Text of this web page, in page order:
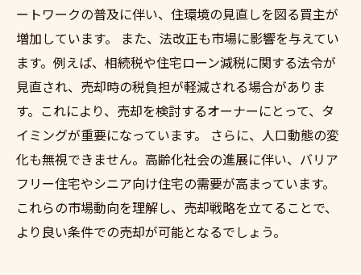
ートワークの普及に伴い、住環境の見直しを図る買主が
増加しています。 また、法改正も市場に影響を与えてい
ます。例えば、相続税や住宅ローン減税に関する法令が
見直され、売却時の税負担が軽減される場合がありま
す。これにより、売却を検討するオーナーにとって、タ
イミングが重要になっています。 さらに、人口動態の変
化も無視できません。高齢化社会の進展に伴い、バリア
フリー住宅やシニア向け住宅の需要が高まっています。
これらの市場動向を理解し、売却戦略を立てることで、
より良い条件での売却が可能となるでしょう。